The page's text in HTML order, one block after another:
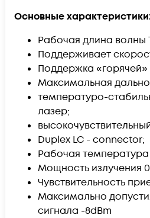
Основные
Рабочая длина волны
Поддерживает
Поддержка
Максимальная
температуро-
лазер;
Duplex LC - connector;
Рабочая температура
Мощность излучения
Чувствительность
Максимально
сигнала -8dBm